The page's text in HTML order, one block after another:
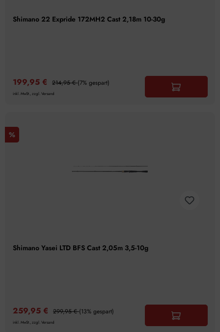
Shimano 22 Expride 172MH2 Cast 2,18m 10-30g
199,95 € 214,95 €(7% gespart)
inkl. MwSt., zzgl. Versand
%
Shimano Yasei LTD BFS Cast 2,05m 3,5-10g
259,95 € 299,95 €(13% gespart)
inkl. MwSt., zzgl. Versand